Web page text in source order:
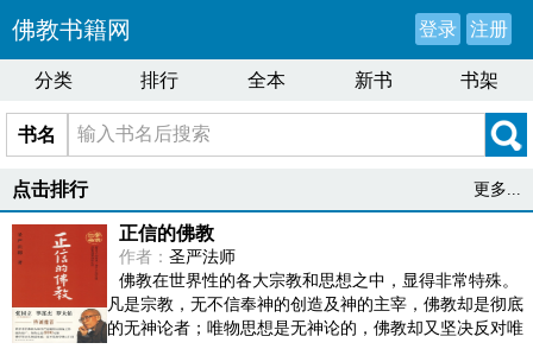
佛教书籍网 登录 注册
分类 排行 全本 新书 书架
书名
点击排行 更多...
正信的佛教
作者： 圣严法师
佛教在世界性的各大宗教和思想之中，显得非常特殊。
凡是宗教，无不信奉神的创造及神的主宰，佛教却是彻底
的无神论者；唯物思想是无神论的，佛教却又坚决反对唯